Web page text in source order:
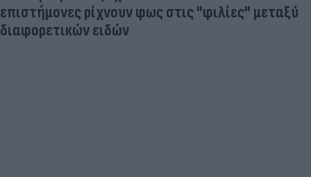
επιστήμονες ρίχνουν φως στις "φιλίες" μεταξύ
διαφορετικών ειδών